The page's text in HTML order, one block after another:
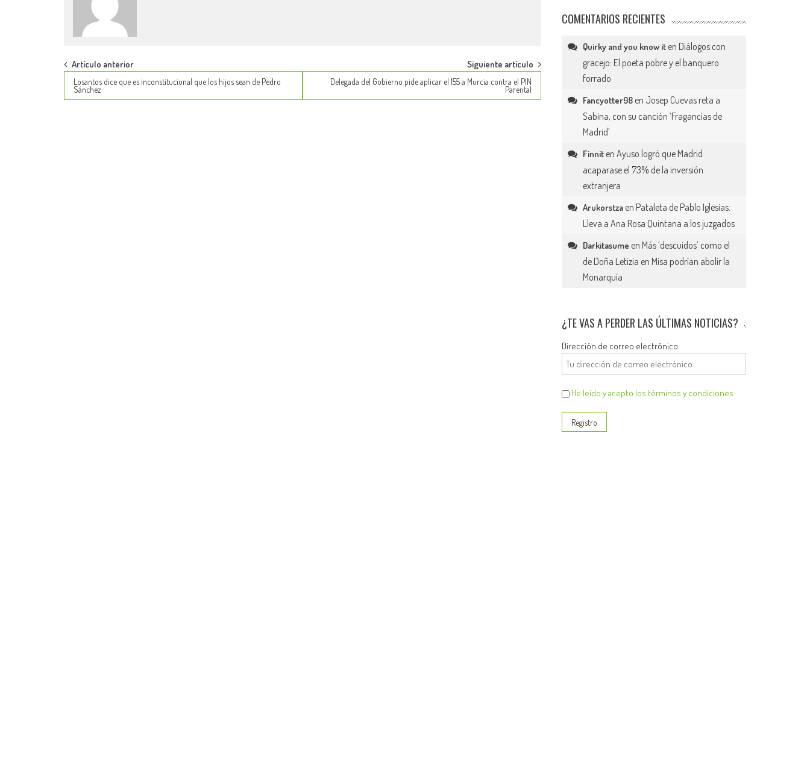
Post
navigation
Artículo anterior
Losantos dice que es inconstitucional que los hijos sean de Pedro
Sánchez
Siguiente artículo
Delegada del Gobierno pide aplicar el 155 a Murcia contra el PIN
Parental
COMENTARIOS RECIENTES
Quirky and you know it en Diálogos con
gracejo: El poeta pobre y el banquero
forrado
Fancyotter98 en Josep Cuevas reta a
Sabina, con su canción ‘Fragancias de
Madrid’
Finnit enAyuso logró que Madrid
acaparase el 73% de la inversión
extranjera
Arukorstza en Pataleta de Pablo Iglesias:
Lleva a Ana Rosa Quintana a los juzgados
Darkitasume en Más ‘descuidos’ como el
de Doña Letizia en Misa podrían abolir la
Monarquía
¿TE VAS A PERDER LAS ÚLTIMAS NOTICIAS?
Dirección de correo electrónico:
He leído y acepto los términos y condiciones